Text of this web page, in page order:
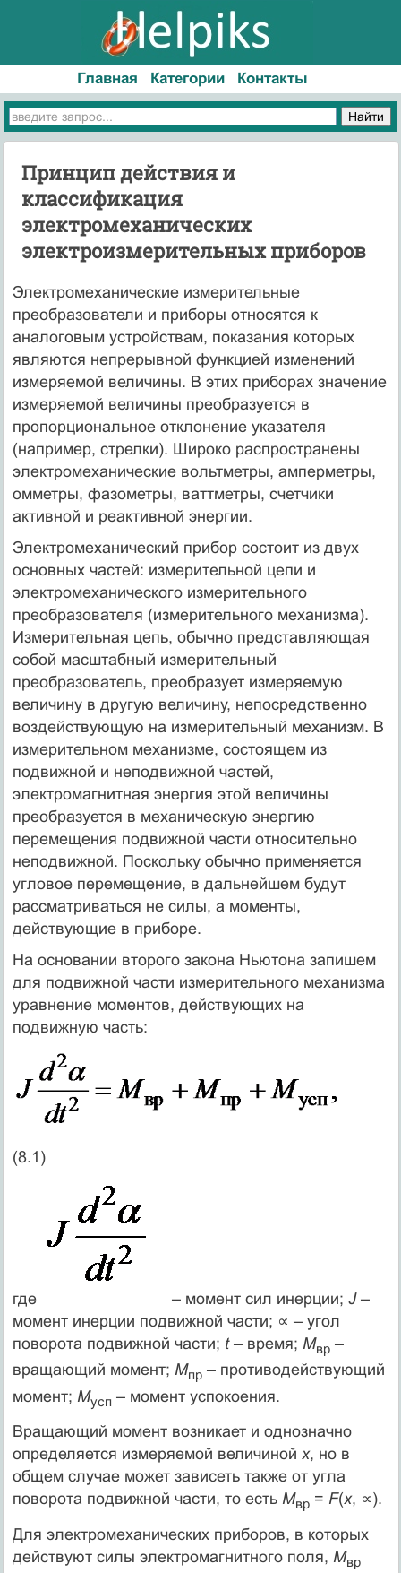
Главная Категории Контакты
Принцип действия и
классификация
электромеханических
электроизмерительных приборов
Электромеханические измерительные
преобразователи и приборы относятся к
аналоговым устройствам, показания которых
являются непрерывной функцией изменений
измеряемой величины. В этих приборах значение
измеряемой величины преобразуется в
пропорциональное отклонение указателя
(например, стрелки). Широко распространены
электромеханические вольтметры, амперметры,
омметры, фазометры, ваттметры, счетчики
активной и реактивной энергии.
Электромеханический прибор состоит из двух
основных частей: измерительной цепи и
электромеханического измерительного
преобразователя (измерительного механизма).
Измерительная цепь, обычно представляющая
собой масштабный измерительный
преобразователь, преобразует измеряемую
величину в другую величину, непосредственно
воздействующую на измерительный механизм. В
измерительном механизме, состоящем из
подвижной и неподвижной частей,
электромагнитная энергия этой величины
преобразуется в механическую энергию
перемещения подвижной части относительно
неподвижной. Поскольку обычно применяется
угловое перемещение, в дальнейшем будут
рассматриваться не силы, а моменты,
действующие в приборе.
На основании второго закона Ньютона запишем
для подвижной части измерительного механизма
уравнение моментов, действующих на
подвижную часть:
(8.1)
где – момент сил инерции; J–
момент инерции подвижной части; ∝ – угол
поворота подвижной части; t– время; Мвр –
вращающий момент; Мпр– противодействующий
момент; Мусп– момент успокоения.
Вращающий момент возникает и однозначно
определяется измеряемой величиной х, но в
общем случае может зависеть также от угла
поворота подвижной части, то есть Мвр= F(x, ∝).
Для электромеханических приборов, в которых
действуют силы электромагнитного поля, Мвр